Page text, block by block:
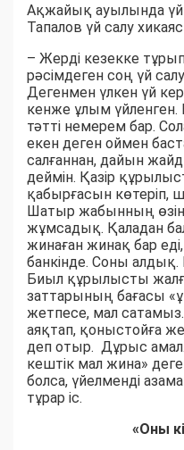
Ақжайық ауылында үй
Тапалов үй салу
– Жерді кезекке
рәсімдеген соң үй
Дегенмен үлкен үй
кенже ұлым
тәтті немерем бар.
екен деген оймен
салғаннан, дайын
деймін. Қазір
қабырғасын
Шатыр жабынның
жұмсадық. Қаладан
жинаған жинақ бар
банкінде. Соны
Биыл құрылысты
заттарының бағасы
жетпесе, мал сатамыз.
аяқтап, қоныстойға
деп отыр. Дұрыс амал.
кештік мал жина»
болса, үйелменді
тұрар іс.
«Оны